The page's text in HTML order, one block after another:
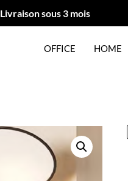
Livraison sous 3 mois
OFFICE HOME